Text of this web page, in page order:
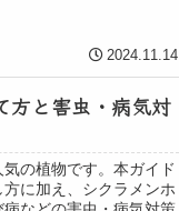
2024.11.14
方と害虫・病気対
の植物です。本ガイド
に加え、シクラメンホ